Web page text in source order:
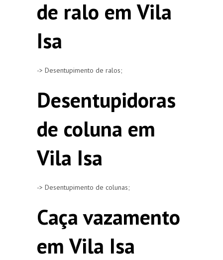
de ralo em Vila
Isa
-> Desentupimento de ralos;
Desentupidoras
de coluna em
Vila Isa
-> Desentupimento de colunas;
Caça vazamento
em Vila Isa